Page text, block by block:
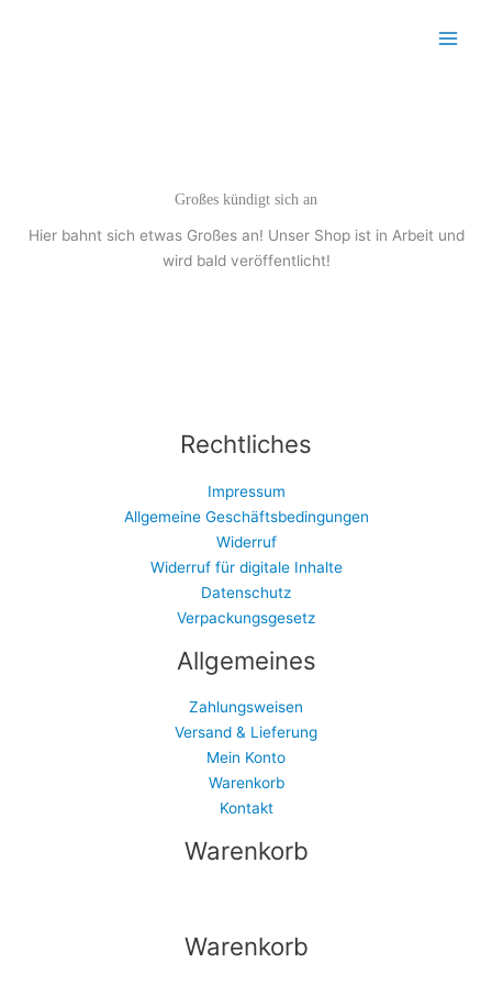
Großes kündigt sich an
Hier bahnt sich etwas Großes an! Unser Shop ist in Arbeit und
wird bald veröffentlicht!
Rechtliches
Impressum
Allgemeine Geschäftsbedingungen
Widerruf
Widerruf für digitale Inhalte
Datenschutz
Verpackungsgesetz
Allgemeines
Zahlungsweisen
Versand & Lieferung
Mein Konto
Warenkorb
Kontakt
Warenkorb
Warenkorb